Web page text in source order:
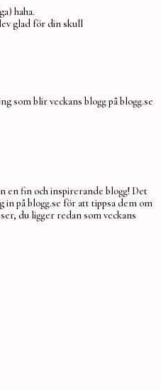
haha.
glad för din skull
som blir veckans blogg på blogg.se
en fin och inspirerande blogg! Det
in på blogg.se för att tippsa dem om
du ligger redan som veckans